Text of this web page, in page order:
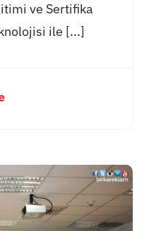
ve Sertifika
ile [...]